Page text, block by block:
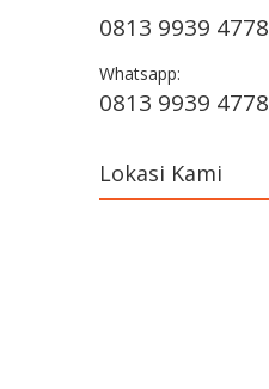
0813 9939 4778
Whatsapp:
0813 9939 4778
Lokasi Kami